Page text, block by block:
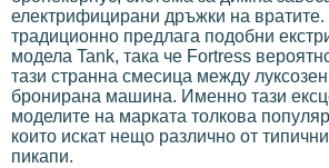
електрифицирани дръжки на
традиционно предлага подобни
модела Tank, така че Fortress
тази странна смесица между
бронирана машина. Именно тази
моделите на марката толкова
които искат нещо различно от
пикапи.